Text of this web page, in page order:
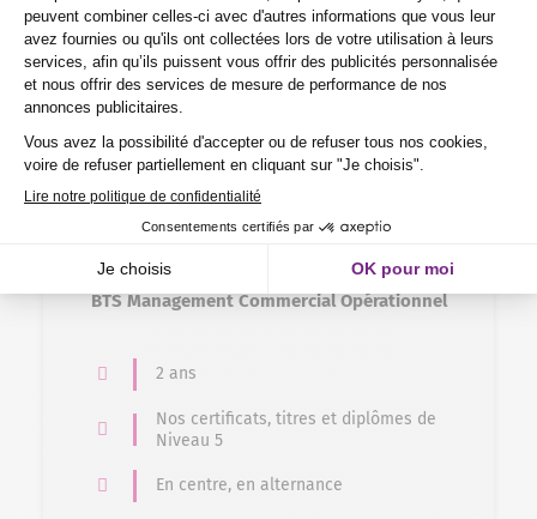
Éligible VAE
Formation en alternance
BTS Management Commercial Opérationnel
2 ans
Nos certificats, titres et diplômes de
Niveau 5
En centre, en alternance